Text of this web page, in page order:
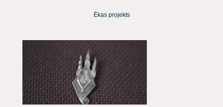
Ēkas projekts